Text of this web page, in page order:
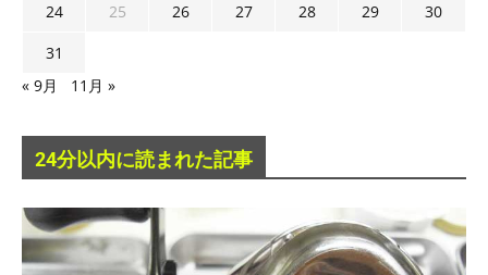
24
25 26 27 28 29
30
31
« 9月
11月 »
24分以内に読まれた記事